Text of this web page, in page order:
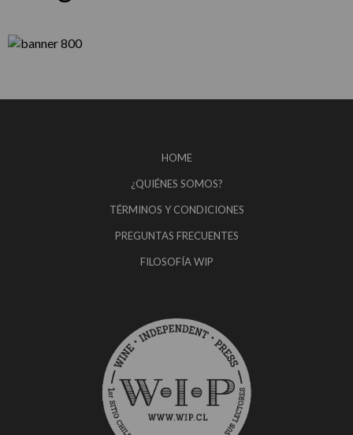
HOME
¿QUIÉNES SOMOS?
TÉRMINOS Y CONDICIONES
PREGUNTAS FRECUENTES
FILOSOFÍA WIP